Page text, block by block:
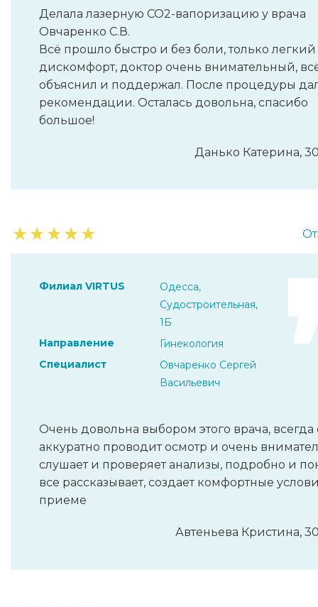
Делала лазерную СО2-вапоризацию у врача
Овчаренко С.В.
Всё прошло быстро и без боли, только легкий
дискомфорт, доктор очень внимательный,
объяснил и поддержал. После процедуры
рекомендации. Осталась довольна, спасибо
большое!
Данько Катерина,
★★★★★
Филиал VIRTUS
Одесса,
Судостроительная,
1Б
Направление
Гинекология
Специалист
Овчаренко Сергей
Васильевич
Очень довольна выбором этого врача, всегда
аккуратно проводит осмотр и очень
слушает и проверяет анализы, подробно и
все рассказывает, создает комфортные
приеме
Автеньева Кристина,